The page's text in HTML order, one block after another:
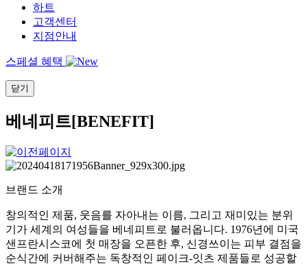
하트
고객센터
지점안내
스페셜 혜택
닫기
베네피트[BENEFIT]
브랜드 소개
창의적인 제품, 웃음를 자아내는 이름, 그리고 재미있는 분위
기가 세계의 여성들을 베네피트로 불러옵니다. 1976년에 미국
샌프란시스코에 첫 매장을 오픈한 후, 신경쓰이는 피부 결점을
순식간에 커버해주는 독창적인 페이크-잇츠 제품들로 성공할